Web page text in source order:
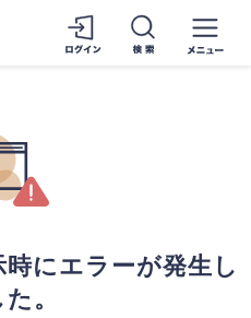
にエラーが発生し
。